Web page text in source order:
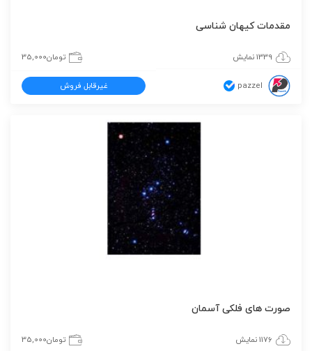
مقدمات کیهان شناسی
1339 نمایش تومان35,000
pazzel غیرقابل فروش
صورت های فلکی آسمان
1176 نمایش تومان35,000